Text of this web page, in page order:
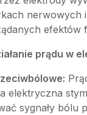
nerwowych
efektów
prądu w
elektryczna
sygnały bólu